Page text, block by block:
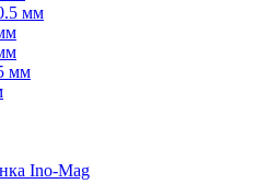
мм
мм
Ino-Mag